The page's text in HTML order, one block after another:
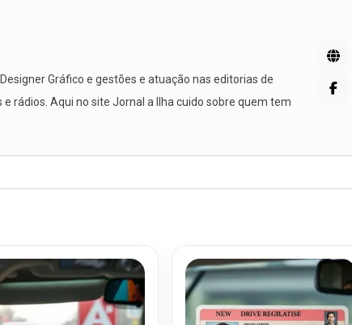
Gráfico e gestões e atuação nas editorias de
rádios. Aqui no site Jornal a Ilha cuido sobre quem tem